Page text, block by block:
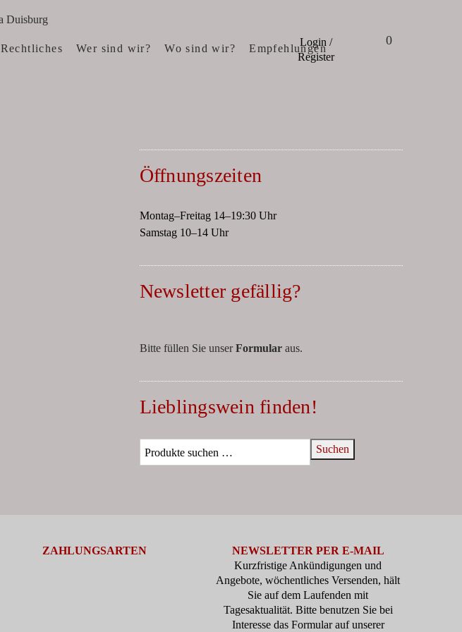
Login /
Register
0
Rechtliches Wer sind wir? Wo sind wir? Empfehlungen
Öffnungszeiten
Montag–Freitag 14–19:30 Uhr
Samstag 10–14 Uhr
Newsletter gefällig?
Bitte füllen Sie unserFormularaus.
Lieblingswein finden!
Suchen
ZAHLUNGSARTEN
NEWSLETTER PER E-MAIL
Kurzfristige Ankündigungen und
Angebote, wöchentliches Versenden, hält
Sie auf dem Laufenden mit
Tagesaktualität. Bitte benutzen Sie bei
Interesse das Formular auf unserer